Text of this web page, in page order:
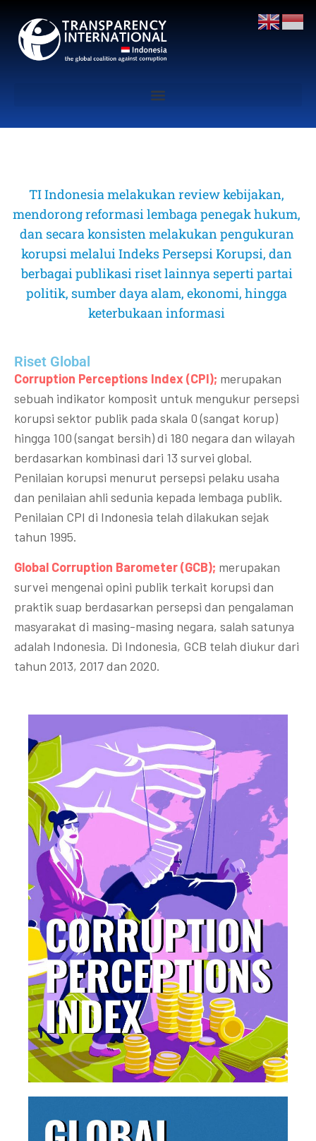
TI Indonesia melakukan review kebijakan,
mendorong reformasi lembaga penegak hukum,
dan secara konsisten melakukan pengukuran
korupsi melalui Indeks Persepsi Korupsi, dan
berbagai publikasi riset lainnya seperti partai
politik, sumber daya alam, ekonomi, hingga
keterbukaan informasi
Riset Global​
Corruption Perceptions Index (CPI); merupakan
sebuah indikator komposit untuk mengukur persepsi
korupsi sektor publik pada skala 0 (sangat korup)
hingga 100 (sangat bersih) di 180 negara dan wilayah
berdasarkan kombinasi dari 13 survei global.
Penilaian korupsi menurut persepsi pelaku usaha
dan penilaian ahli sedunia kepada lembaga publik.
Penilaian CPI di Indonesia telah dilakukan sejak
tahun 1995.
Global Corruption Barometer (GCB); merupakan
survei mengenai opini publik terkait korupsi dan
praktik suap berdasarkan persepsi dan pengalaman
masyarakat di masing-masing negara, salah satunya
adalah Indonesia. Di Indonesia, GCB telah diukur dari
tahun 2013, 2017 dan 2020.